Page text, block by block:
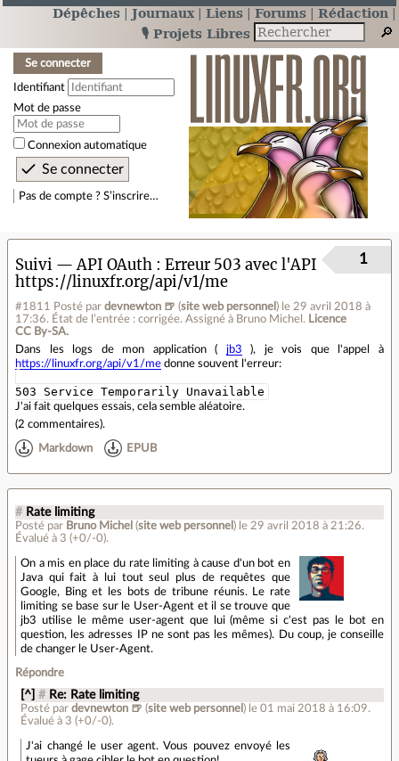
Dépêches Journaux Liens Forums
Rédaction
🎙️ Projets Libres
Se connecter
Identifiant
Mot de passe
Connexion automatique
Pas de compte ? S’inscrire…
Suivi — API OAuth
Erreur 503 avec l'API
https://linuxfr.org/api/v1/me
#1811 Posté par devnewton 🍺 (site web personnel ) le 29 avril 2018 à
17:36. État de l’entrée : corrigée. Assigné à Bruno Michel. Licence
CC By‑SA.
1
Dans les logs de mon application ( jb3 ), je vois que l'appel à
https://linuxfr.org/api/v1/me donne souvent l'erreur:
503 Service Temporarily Unavailable
J'ai fait quelques essais, cela semble aléatoire.
(2 commentaires).
Markdown EPUB
# Rate limiting
Posté par Bruno Michel (site web personnel ) le 29 avril 2018 à 21:26.
Évalué à 3 (+0/-0).
On a mis en place du rate limiting à cause d'un bot en
Java qui fait à lui tout seul plus de requêtes que
Google, Bing et les bots de tribune réunis. Le rate
limiting se base sur le User-Agent et il se trouve que
jb3 utilise le même user-agent que lui (même si c'est pas le bot en
question, les adresses IP ne sont pas les mêmes). Du coup, je conseille
de changer le User-Agent.
Répondre
[^] # Re: Rate limiting
Posté pardevnewton 🍺 (site web personnel ) le 01 mai 2018 à 16:09.
Évalué à 3 (+0/-0).
J'ai changé le user agent. Vous pouvez envoyé les